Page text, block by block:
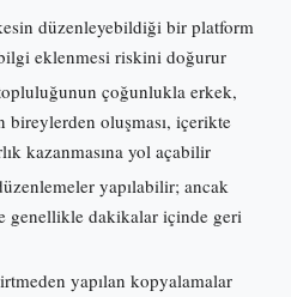
düzenleyebildiği bir platform
eklenmesi riskini doğurur
çoğunlukla erkek,
bireylerden oluşması, içerikte
kazanmasına yol açabilir
yapılabilir; ancak
genellikle dakikalar içinde geri
yapılan kopyalamalar